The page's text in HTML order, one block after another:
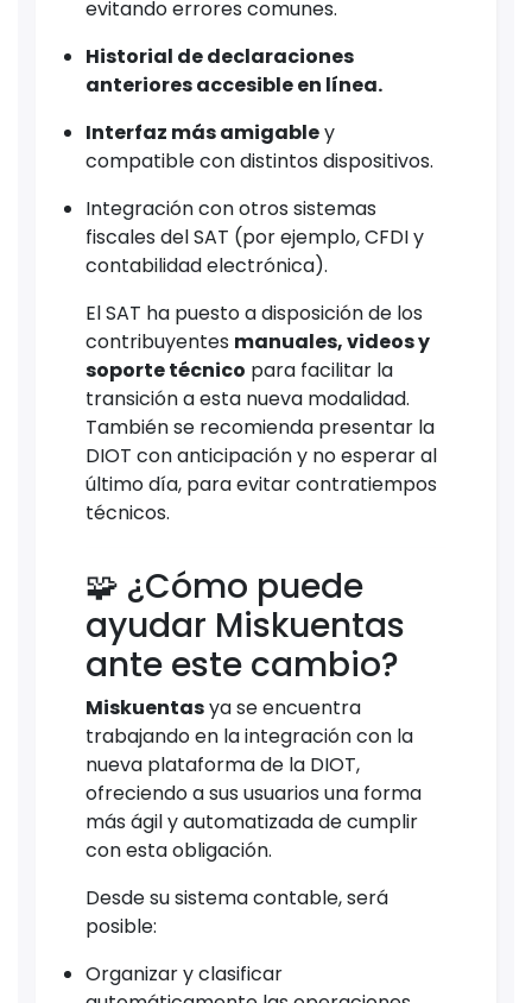
evitando errores comunes.
Historial de declaraciones
anteriores accesible en línea.
Interfaz más amigabley
compatible con distintos dispositivos.
Integración con otros sistemas
fiscales del SAT (por ejemplo, CFDI y
contabilidad electrónica).
El SAT ha puesto a disposición de los
contribuyentes manuales, videos y
soporte técnico para facilitar la
transición a esta nueva modalidad.
También se recomienda presentar la
DIOT con anticipación y no esperar al
último día, para evitar contratiempos
técnicos.
🧩 ¿Cómo puede
ayudar Miskuentas
ante este cambio?
Miskuentasya se encuentra
trabajando en la integración con la
nueva plataforma de la DIOT,
ofreciendo a sus usuarios una forma
más ágil y automatizada de cumplir
con esta obligación.
Desde su sistema contable, será
posible:
Organizar y clasificar